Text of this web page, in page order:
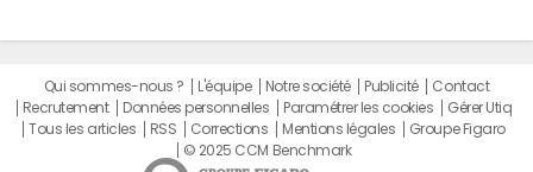
Qui sommes-nous ? L'équipe Notre société Publicité
Contact
Recrutement
Données personnelles Paramétrer les cookies
Gérer Utiq
Tous les articles
RSS Corrections Mentions légales
Groupe Figaro
© 2025 CCM Benchmark